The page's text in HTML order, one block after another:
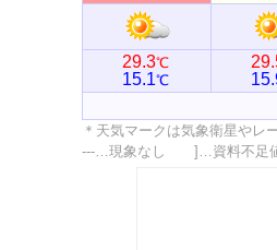
29.3℃
15.1℃
＊天気マークは気象衛星やレ
---…現象なし ]…資料不